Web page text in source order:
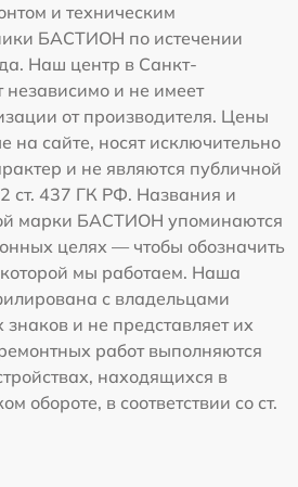
и техническим
БАСТИОН по истечении
Наш центр в Санкт-
независимо и не имеет
от производителя. Цены
на сайте, носят исключительно
и не являются публичной
ст. 437 ГК РФ. Названия и
марки БАСТИОН упоминаются
целях — чтобы обозначить
мы работаем. Наша
с владельцами
и не представляет их
работ выполняются
находящихся в
обороте, в соответствии со ст.